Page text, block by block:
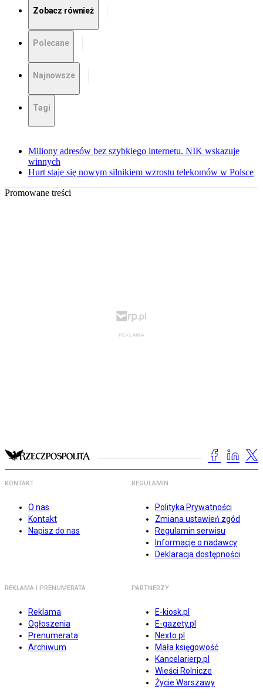
Zobacz również
Polecane
Najnowsze
Tagi
Miliony adresów bez szybkiego internetu. NIK wskazuje
winnych
Hurt staje się nowym silnikiem wzrostu telekomów w Polsce
Promowane treści
KONTAKT
O nas
Kontakt
Napisz do nas
REGULAMIN
Polityka Prywatności
Zmiana ustawień zgód
Regulamin serwisu
Informacje o nadawcy
Deklaracja dostępności
REKLAMA I PRENUMERATA
Reklama
Ogłoszenia
Prenumerata
Archiwum
PARTNERZY
E-kiosk.pl
E-gazety.pl
Nexto.pl
Mała księgowość
Kancelarierp.pl
Wieści Rolnicze
Życie Warszawy